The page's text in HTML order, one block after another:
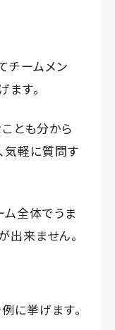
チームメン
す。
とも分から
気軽に質問す
ム全体でうま
出来ません。
に挙げます。